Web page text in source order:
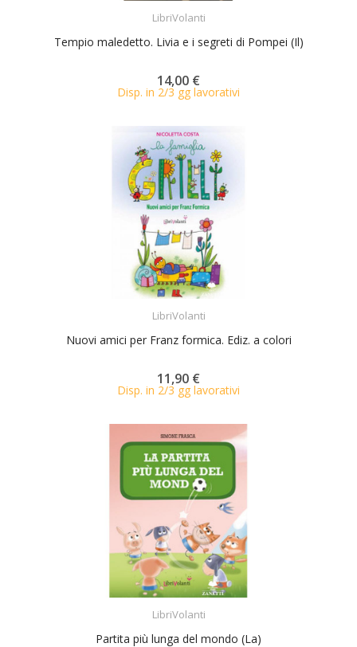
LibriVolanti
Tempio maledetto. Livia e i segreti di Pompei (Il)
14,00 €
Disp. in 2/3 gg lavorativi
LibriVolanti
Nuovi amici per Franz formica. Ediz. a colori
11,90 €
Disp. in 2/3 gg lavorativi
LibriVolanti
Partita più lunga del mondo (La)